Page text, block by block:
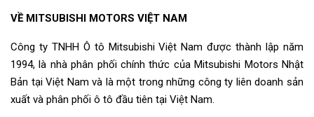
VỀ MITSUBISHI MOTORS VIỆT NAM
Công ty TNHH Ô tô Mitsubishi Việt Nam được thành lập năm
1994, là nhà phân phối chính thức của Mitsubishi Motors Nhật
Bản tại Việt Nam và là một trong những công ty liên doanh sản
xuất và phân phối ô tô đầu tiên tại Việt Nam.